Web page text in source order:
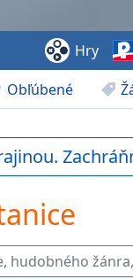
Obľúbené
Hry